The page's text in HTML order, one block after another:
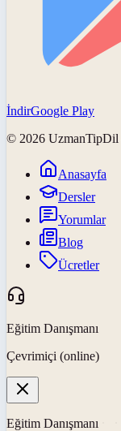
İndirGoogle Play
© 2026 UzmanTipDil
Anasayfa
Dersler
Yorumlar
Blog
Ücretler
Eğitim Danışmanı
Çevrimiçi (online)
Eğitim Danışmanı